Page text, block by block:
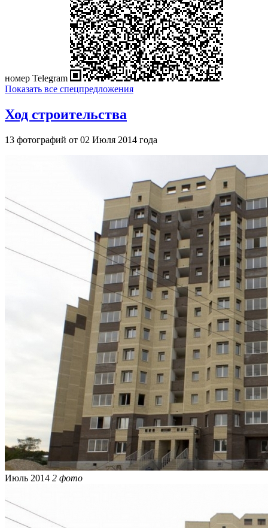
номер Telegram
Показать все спецпредложения
Ход строительства
13 фотографий от 02 Июля 2014 года
Июль 2014 2 фото